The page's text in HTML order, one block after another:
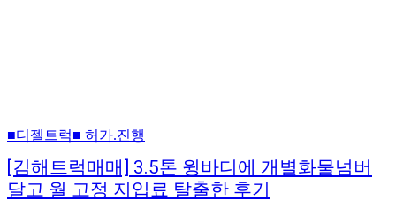
■디젤트럭■ 허가.진행
[김해트럭매매] 3.5톤 윙바디에 개별화물넘버
달고 월 고정 지입료 탈출한 후기